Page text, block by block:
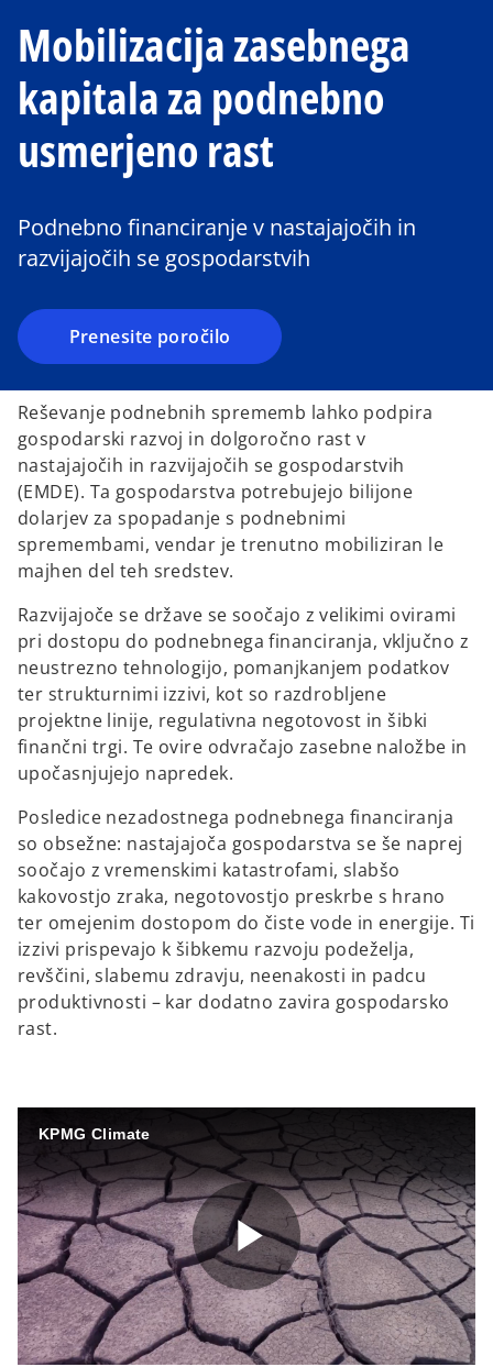
Mobilizacija zasebnega
kapitala za podnebno
usmerjeno rast
Podnebno financiranje v nastajajočih in
razvijajočih se gospodarstvih
Prenesite poročilo
o
n
s
n
a
n
e
w
t
a
b
Reševanje podnebnih sprememb lahko podpira
gospodarski razvoj in dolgoročno rast v
nastajajočih in razvijajočih se gospodarstvih
(EMDE). Ta gospodarstva potrebujejo bilijone
dolarjev za spopadanje s podnebnimi
spremembami, vendar je trenutno mobiliziran le
majhen del teh sredstev.
Razvijajoče se države se soočajo z velikimi ovirami
pri dostopu do podnebnega financiranja, vključno z
neustrezno tehnologijo, pomanjkanjem podatkov
ter strukturnimi izzivi, kot so razdrobljene
projektne linije, regulativna negotovost in šibki
finančni trgi. Te ovire odvračajo zasebne naložbe in
upočasnjujejo napredek.
Posledice nezadostnega podnebnega financiranja
so obsežne: nastajajoča gospodarstva se še naprej
soočajo z vremenskimi katastrofami, slabšo
kakovostjo zraka, negotovostjo preskrbe s hrano
ter omejenim dostopom do čiste vode in energije. Ti
izzivi prispevajo k šibkemu razvoju podeželja,
revščini, slabemu zdravju, neenakosti in padcu
produktivnosti – kar dodatno zavira gospodarsko
rast.
KPMG Climate
P